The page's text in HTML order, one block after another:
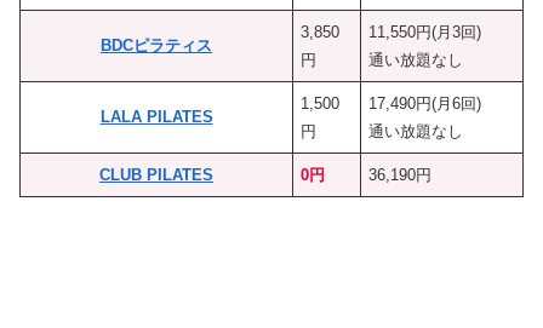
BDCピラティス
3,850
円
11,550円(月3回)
通い放題なし
LALA PILATES
1,500
円
17,490円(月6回)
通い放題なし
CLUB PILATES 0円 36,190円